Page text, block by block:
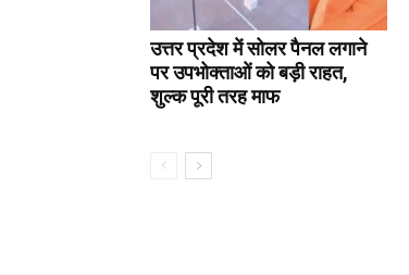
उत्तर प्रदेश में सोलर पैनल लगाने
पर उपभोक्ताओं को बड़ी राहत,
शुल्क पूरी तरह माफ